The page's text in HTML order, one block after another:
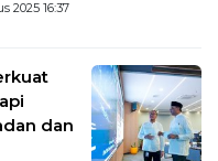
2025 16:37
dan